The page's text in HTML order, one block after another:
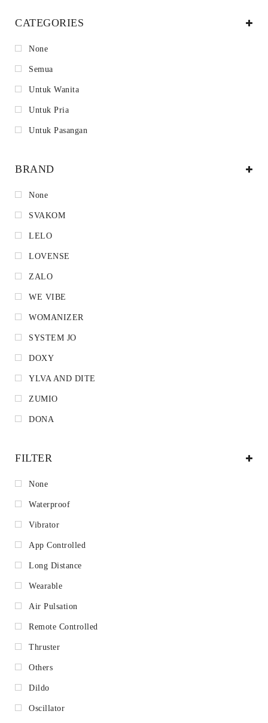
CATEGORIES
None
Semua
Untuk Wanita
Untuk Pria
Untuk Pasangan
BRAND
None
SVAKOM
LELO
LOVENSE
ZALO
WE VIBE
WOMANIZER
SYSTEM JO
DOXY
YLVA AND DITE
ZUMIO
DONA
FILTER
None
Waterproof
Vibrator
App Controlled
Long Distance
Wearable
Air Pulsation
Remote Controlled
Thruster
Others
Dildo
Oscillator